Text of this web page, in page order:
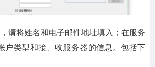
请将姓名和电子邮件地址填入；在服务
户类型和接、收服务器的信息。包括下